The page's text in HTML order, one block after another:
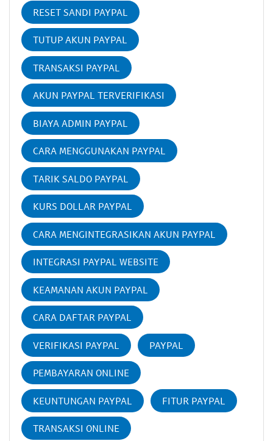
RESET SANDI PAYPAL
TUTUP AKUN PAYPAL
TRANSAKSI PAYPAL
AKUN PAYPAL TERVERIFIKASI
BIAYA ADMIN PAYPAL
CARA MENGGUNAKAN PAYPAL
TARIK SALDO PAYPAL
KURS DOLLAR PAYPAL
CARA MENGINTEGRASIKAN AKUN PAYPAL
INTEGRASI PAYPAL WEBSITE
KEAMANAN AKUN PAYPAL
CARA DAFTAR PAYPAL
VERIFIKASI PAYPAL PAYPAL
PEMBAYARAN ONLINE
KEUNTUNGAN PAYPAL FITUR PAYPAL
TRANSAKSI ONLINE